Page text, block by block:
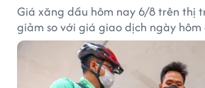
Giá xăng dầu hôm nay 6/8 trên thị
giảm so với giá giao dịch ngày hôm